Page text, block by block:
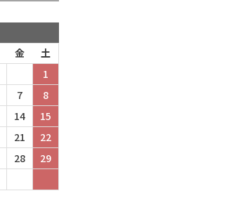
金
土
1
7
8
14
15
21
22
28
29